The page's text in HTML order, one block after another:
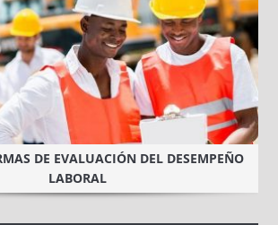
DE EVALUACIÓN DEL DESEMPEÑO
LABORAL